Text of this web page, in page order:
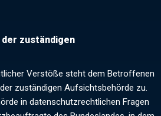
zuständigen
Verstöße steht dem Betroffenen
zuständigen Aufsichtsbehörde zu.
in datenschutzrechtlichen Fragen